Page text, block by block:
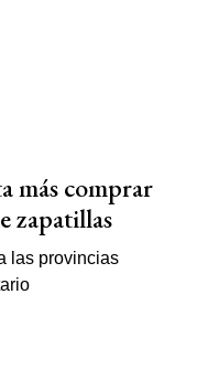
más comprar
zapatillas